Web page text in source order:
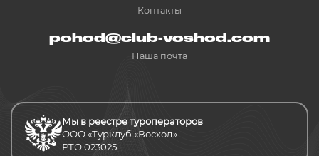
Контакты
pohod@club-voshod.com
Наша почта
Мы в реестре туроператоров
ООО «Турклуб «Восход»
РТО 023025